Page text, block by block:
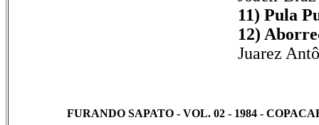
11) Pula
12)
Juarez
FURANDO SAPATO - VOL. 02 - 1984 -